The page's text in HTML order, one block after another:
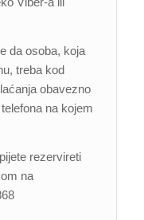
da osoba, koja
treba kod
obavezno
na kojem
rezervireti
na